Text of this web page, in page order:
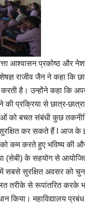
आश्वासन प्रकोष्ठ और
राजीव जैन ने कहा
करती है। उन्होंने कहा कि
प्रक्रिया से छात्र-
को बचत संबंधी कुछ
कर सकते हैं l आज के इस
कम करते हुए भविष्य की
(सेबी) के सहयोग से
सुरक्षित अवसर को
तरीके से रूपांतरित करके
किया। महाविद्यालय